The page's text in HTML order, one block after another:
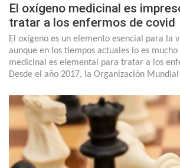
El oxígeno medicinal es
tratar a los enfermos de covid
El oxígeno es un elemento esencial para la
aunque en los tiempos actuales lo es
medicinal es elemental para tratar a los
Desde el año 2017, la Organización